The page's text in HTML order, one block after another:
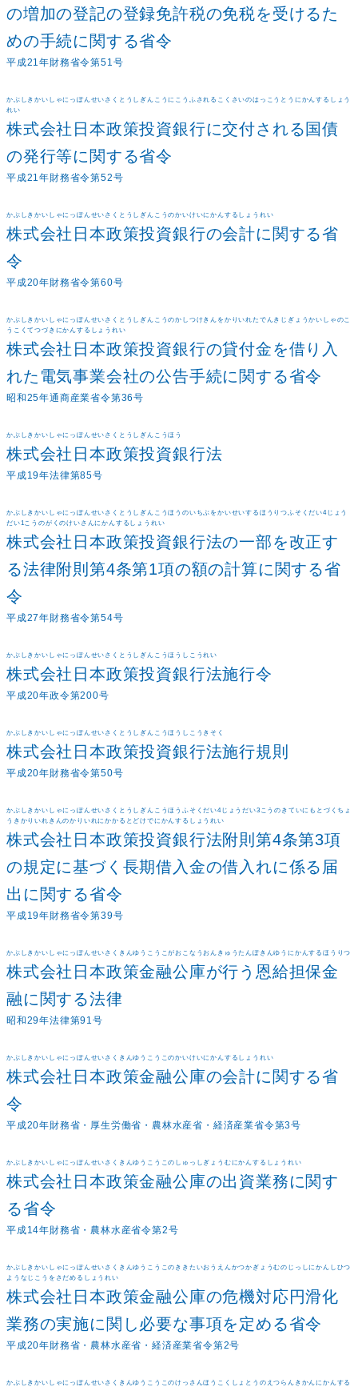
の増加の登記の登録免許税の免税を受けるた
めの手続に関する省令
平成21年財務省令第51号
かぶしきかいしゃにっぽんせいさくとうしぎんこうにこうふされるこくさいのはっこうとうにかんするしょう
れい
株式会社日本政策投資銀行に交付される国債
の発行等に関する省令
平成21年財務省令第52号
かぶしきかいしゃにっぽんせいさくとうしぎんこうのかいけいにかんするしょうれい
株式会社日本政策投資銀行の会計に関する省
令
平成20年財務省令第60号
かぶしきかいしゃにっぽんせいさくとうしぎんこうのかしつけきんをかりいれたでんきじぎょうかいしゃのこ
うこくてつづきにかんするしょうれい
株式会社日本政策投資銀行の貸付金を借り入
れた電気事業会社の公告手続に関する省令
昭和25年通商産業省令第36号
かぶしきかいしゃにっぽんせいさくとうしぎんこうほう
株式会社日本政策投資銀行法
平成19年法律第85号
かぶしきかいしゃにっぽんせいさくとうしぎんこうほうのいちぶをかいせいするほうりつふそくだい4じょう
だい1こうのがくのけいさんにかんするしょうれい
株式会社日本政策投資銀行法の一部を改正す
る法律附則第4条第1項の額の計算に関する省
令
平成27年財務省令第54号
かぶしきかいしゃにっぽんせいさくとうしぎんこうほうしこうれい
株式会社日本政策投資銀行法施行令
平成20年政令第200号
かぶしきかいしゃにっぽんせいさくとうしぎんこうほうしこうきそく
株式会社日本政策投資銀行法施行規則
平成20年財務省令第50号
かぶしきかいしゃにっぽんせいさくとうしぎんこうほうふそくだい4じょうだい3こうのきていにもとづくちょ
うきかりいれきんのかりいれにかかるとどけでにかんするしょうれい
株式会社日本政策投資銀行法附則第4条第3項
の規定に基づく長期借入金の借入れに係る届
出に関する省令
平成19年財務省令第39号
かぶしきかいしゃにっぽんせいさくきんゆうこうこがおこなうおんきゅうたんぽきんゆうにかんするほうりつ
株式会社日本政策金融公庫が行う恩給担保金
融に関する法律
昭和29年法律第91号
かぶしきかいしゃにっぽんせいさくきんゆうこうこのかいけいにかんするしょうれい
株式会社日本政策金融公庫の会計に関する省
令
平成20年財務省・厚生労働省・農林水産省・経済産業省令第3号
かぶしきかいしゃにっぽんせいさくきんゆうこうこのしゅっしぎょうむにかんするしょうれい
株式会社日本政策金融公庫の出資業務に関す
る省令
平成14年財務省・農林水産省令第2号
かぶしきかいしゃにっぽんせいさくきんゆうこうこのききたいおうえんかつかぎょうむのじっしにかんしひつ
ようなじこうをさだめるしょうれい
株式会社日本政策金融公庫の危機対応円滑化
業務の実施に関し必要な事項を定める省令
平成20年財務省・農林水産省・経済産業省令第2号
かぶしきかいしゃにっぽんせいさくきんゆうこうこのけっさんほうこくしょとうのえつらんきかんにかんする